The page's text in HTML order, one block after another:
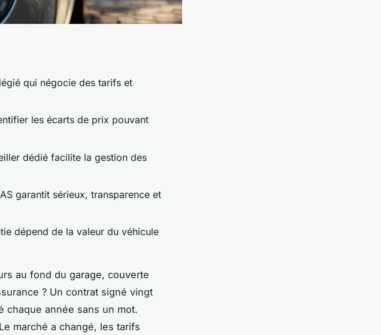
qui négocie des tarifs et
les écarts de prix pouvant
dédié facilite la gestion des
garantit sérieux, transparence et
dépend de la valeur du véhicule
au fond du garage, couverte
? Un contrat signé vingt
chaque année sans un mot.
marché a changé, les tarifs